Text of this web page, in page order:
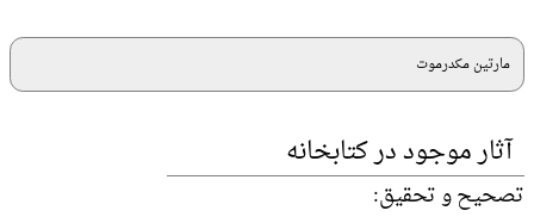
مارتین مکدرموت
آثار موجود در کتابخانه
تصحیح و تحقیق: